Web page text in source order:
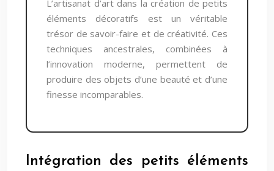
L’artisanat d’art dans la création de petits
éléments décoratifs est un véritable
trésor de savoir-faire et de créativité. Ces
techniques ancestrales, combinées à
l’innovation moderne, permettent de
produire des objets d’une beauté et d’une
finesse incomparables.
Intégration des petits éléments